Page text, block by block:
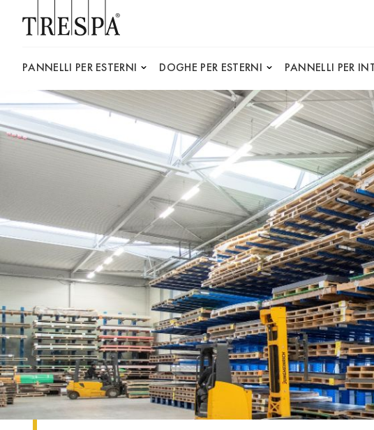
PANNELLI PER ESTERNI DOGHE PER ESTERNI PANNELLI PER